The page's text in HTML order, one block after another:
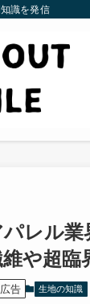
識を発信
パレル
や超臨
広告 生地の知識